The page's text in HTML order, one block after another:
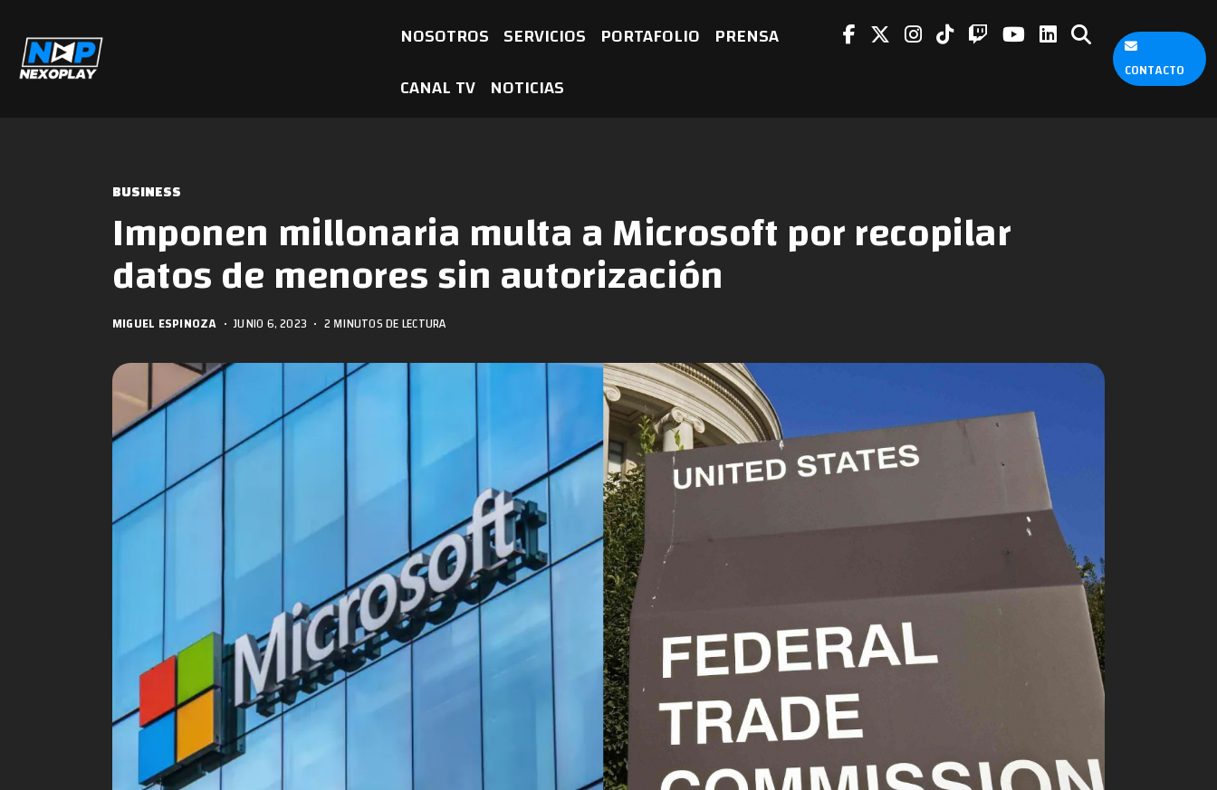
NOSOTROS SERVICIOS PORTAFOLIO PRENSA
CANAL TV NOTICIAS CONTACTO
BUSINESS
Imponen millonaria multa a Microsoft por recopilar
datos de menores sin autorización
MIGUEL ESPINOZA • JUNIO 6, 2023 • 2 MINUTOS DE LECTURA